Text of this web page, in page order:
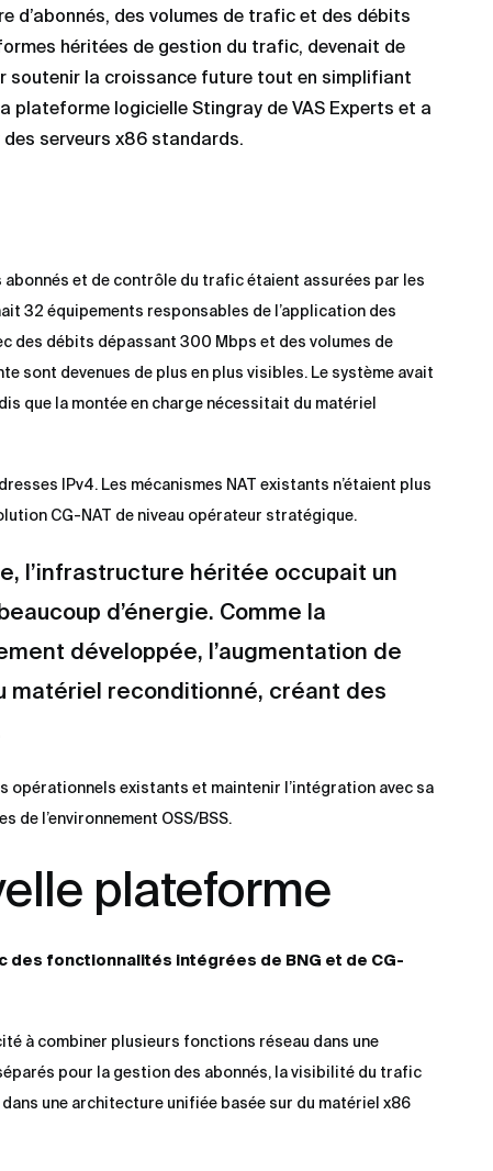
d’abonnés, des volumes de trafic et des débits
héritées de gestion du trafic, devenait de
soutenir la croissance future tout en simplifiant
plateforme logicielle Stingray de VAS Experts et a
serveurs x86 standards.
et de contrôle du trafic étaient assurées par les
32 équipements responsables de l’application des
des débits dépassant 300 Mbps et des volumes de
sont devenues de plus en plus visibles. Le système avait
que la montée en charge nécessitait du matériel
IPv4. Les mécanismes NAT existants n’étaient plus
CG-NAT de niveau opérateur stratégique.
l’infrastructure héritée occupait un
d’énergie. Comme la
développée, l’augmentation de
matériel reconditionné, créant des
opérationnels existants et maintenir l’intégration avec sa
l’environnement OSS/BSS.
plateforme
des fonctionnalités intégrées de BNG et de CG-
à combiner plusieurs fonctions réseau dans une
pour la gestion des abonnés, la visibilité du trafic
une architecture unifiée basée sur du matériel x86